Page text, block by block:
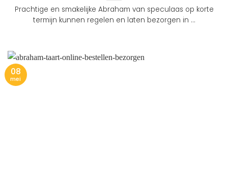
Prachtige en smakelijke Abraham van speculaas op korte
termijn kunnen regelen en laten bezorgen in ...
08
mei